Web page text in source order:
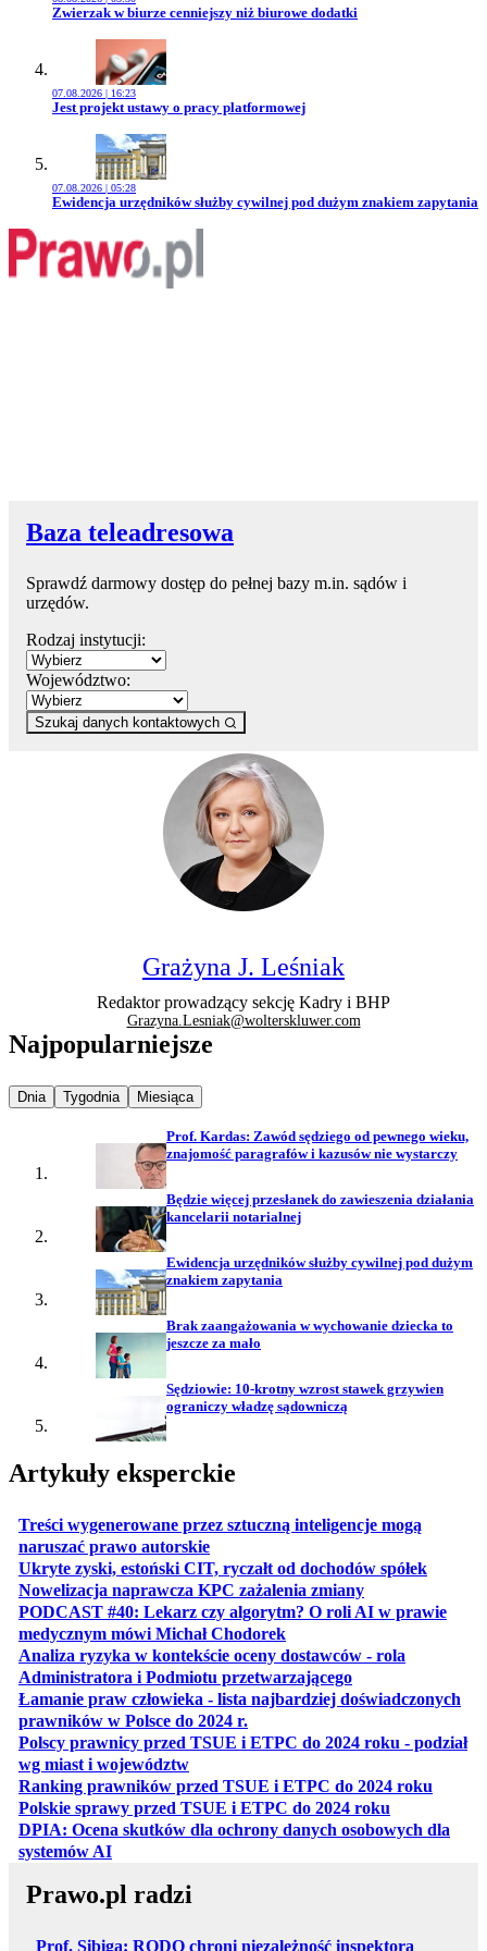
Przejdź do artykułu:
Zwierzak w biurze cenniejszy niż biurowe dodatki
07.08.2026 | 16:23
Przejdź do artykułu:
Jest projekt ustawy o pracy platformowej
07.08.2026 | 05:28
Przejdź do artykułu:
Ewidencja urzędników służby cywilnej pod dużym znakiem zapytania
Baza teleadresowa
Sprawdź darmowy dostęp do pełnej bazy m.in. sądów i
urzędów.
Rodzaj instytucji:
Województwo:
Szukaj danych kontaktowych
Grażyna J. Leśniak
Redaktor prowadzący sekcję Kadry i BHP
Grazyna.Lesniak@wolterskluwer.com
Najpopularniejsze
Najpopularniejsze wiadomości z
Dnia Najpopularniejsze wiadomości z
Tygodnia Najpopularniejsze wiadomości z
Miesiąca
Prof. Kardas: Zawód sędziego od pewnego wieku,
znajomość paragrafów i kazusów nie wystarczy
Będzie więcej przesłanek do zawieszenia działania
kancelarii notarialnej
Ewidencja urzędników służby cywilnej pod dużym
znakiem zapytania
Brak zaangażowania w wychowanie dziecka to
jeszcze za mało
Sędziowie: 10-krotny wzrost stawek grzywien
ograniczy władzę sądowniczą
Artykuły eksperckie
Treści wygenerowane przez sztuczną inteligencje mogą
naruszać prawo autorskieotwiera się w nowej karcie
Ukryte zyski, estoński CIT, ryczałt od dochodów spółekotwiera
Nowelizacja naprawcza KPC zażalenia zmianyotwiera się w
PODCAST #40: Lekarz czy algorytm? O roli AI w prawie
medycznym mówi Michał Chodorekotwiera się w nowej karcie
Analiza ryzyka w kontekście oceny dostawców - rola
Administratora i Podmiotu przetwarzającegootwiera się w
Łamanie praw człowieka - lista najbardziej doświadczonych
prawników w Polsce do 2024 r.
Polscy prawnicy przed TSUE i ETPC do 2024 roku - podział
wg miast i województwotwiera się w nowej karcie
Ranking prawników przed TSUE i ETPC do 2024 roku
Polskie sprawy przed TSUE i ETPC do 2024 roku
DPIA: Ocena skutków dla ochrony danych osobowych dla
systemów AIotwiera się w nowej karcie
Prawo.pl radzi
Prof. Sibiga: RODO chroni niezależność inspektora